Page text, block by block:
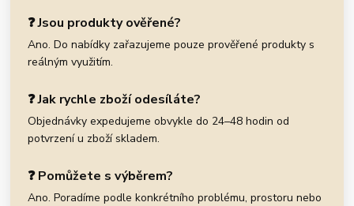
❓ Jsou produkty ověřené?
Ano. Do nabídky zařazujeme pouze prověřené produkty s
reálným využitím.
❓ Jak rychle zboží odesíláte?
Objednávky expedujeme obvykle do 24–48 hodin od
potvrzení u zboží skladem.
❓ Pomůžete s výběrem?
Ano. Poradíme podle konkrétního problému, prostoru nebo